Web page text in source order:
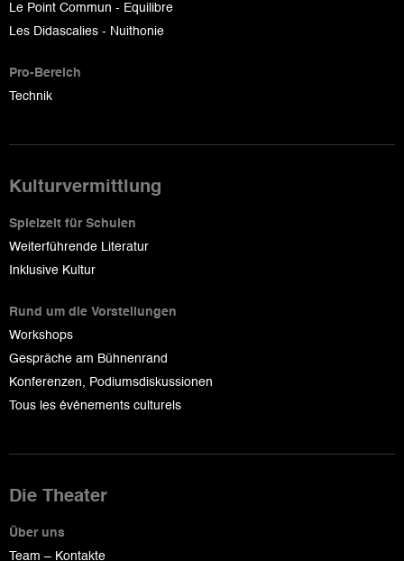
Le Point Commun - Equilibre
Les Didascalies - Nuithonie
Pro-Bereich
Technik
Kulturvermittlung
Spielzeit für Schulen
Weiterführende Literatur
Inklusive Kultur
Rund um die Vorstellungen
Workshops
Gespräche am Bühnenrand
Konferenzen, Podiumsdiskussionen
Tous les événements culturels
Die Theater
Über uns
Team – Kontakte